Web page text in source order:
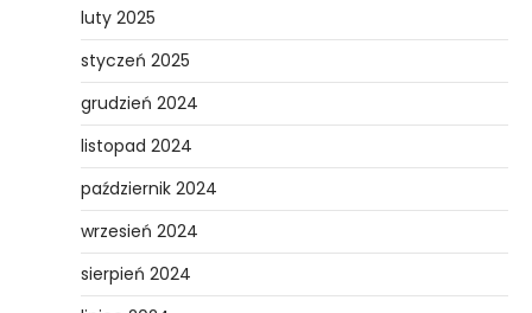
luty 2025
styczeń 2025
grudzień 2024
listopad 2024
październik 2024
wrzesień 2024
sierpień 2024